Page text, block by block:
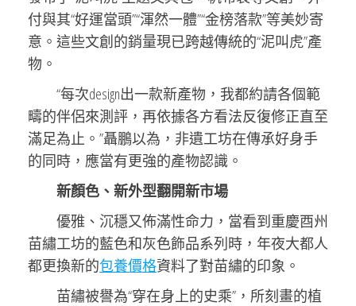
付與其“好運當頭”“渾然一體”“金榜落款”等美妙寄
意。這些文創的銷量現已跨越傳統的“泥叫虎”產
物。
“每次design出一款新產物，我都約請各個範
疇的伴侶來測評，再依據各方看法反復修正直至
滿足為止。”聶鵬以為，非遺工坊在傳承好身手
的同時，應當有更強的產物認識。
新顏色、新外型翻開新市場
優雅、沉穩又佈滿性命力，當看到重慶酉州
苗繡工坊的藍色和灰色飾品系列時，年夜大都人
都更換新的包養價格資料了對苗繡的印象。
苗繡被譽為“穿在身上的史乘”，所刻畫的植